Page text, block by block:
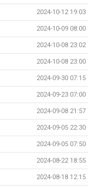
2024-10-12 19:03
2024-10-09 08:00
2024-10-08 23:02
2024-10-08 23:00
2024-09-30 07:15
2024-09-23 07:00
2024-09-08 21:57
2024-09-05 22:30
2024-09-05 07:50
2024-08-22 18:55
2024-08-18 12:15